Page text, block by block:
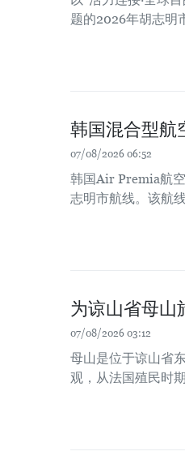
题的2026年胡志明
韩国混合型航
07/08/2026 06:52
韩国Air Premia航
志明市航线。该航
为谅山省母山
07/08/2026 03:12
母山是位于谅山省
观，从法国殖民时